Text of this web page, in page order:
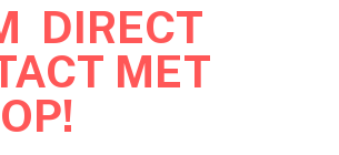
DIRECT
MET